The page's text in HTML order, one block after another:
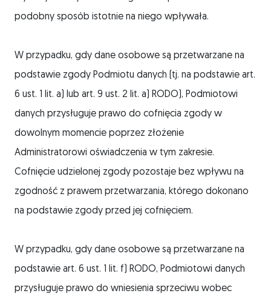
podobny sposób istotnie na niego wpływała.
W przypadku, gdy dane osobowe są przetwarzane na
podstawie zgody Podmiotu danych (tj. na podstawie art.
6 ust. 1 lit. a) lub art. 9 ust. 2 lit. a) RODO), Podmiotowi
danych przysługuje prawo do cofnięcia zgody w
dowolnym momencie poprzez złożenie
Administratorowi oświadczenia w tym zakresie.
Cofnięcie udzielonej zgody pozostaje bez wpływu na
zgodność z prawem przetwarzania, którego dokonano
na podstawie zgody przed jej cofnięciem.
W przypadku, gdy dane osobowe są przetwarzane na
podstawie art. 6 ust. 1 lit. f) RODO, Podmiotowi danych
przysługuje prawo do wniesienia sprzeciwu wobec